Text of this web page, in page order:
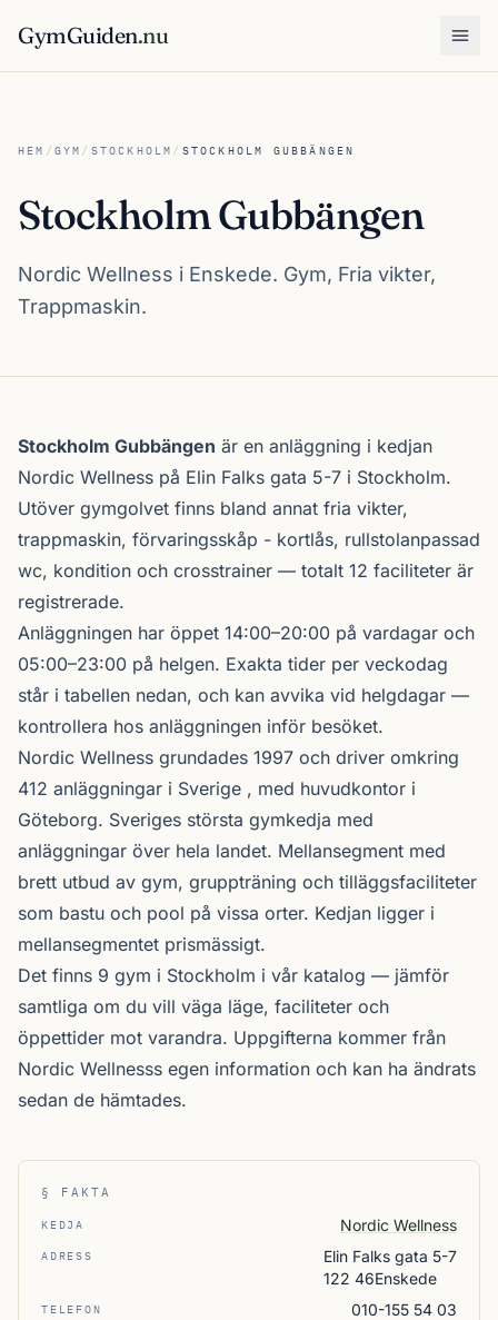
GymGuiden.nu
HEM / GYM / STOCKHOLM / STOCKHOLM GUBBÄNGEN
Stockholm Gubbängen
Nordic Wellness i Enskede. Gym, Fria vikter,
Trappmaskin.
Om Stockholm Gubbängen
Stockholm Gubbängen är en anläggning i kedjan
Nordic Wellness på Elin Falks gata 5-7 i Stockholm.
Utöver gymgolvet finns bland annat fria vikter,
trappmaskin, förvaringsskåp - kortlås, rullstolanpassad
wc, kondition och crosstrainer — totalt 12 faciliteter är
registrerade.
Anläggningen har öppet 14:00–20:00 på vardagar och
05:00–23:00 på helgen. Exakta tider per veckodag
står i tabellen nedan, och kan avvika vid helgdagar —
kontrollera hos anläggningen inför besöket.
Nordic Wellness grundades 1997 och driver omkring
412 anläggningar i Sverige , med huvudkontor i
Göteborg. Sveriges största gymkedja med
anläggningar över hela landet. Mellansegment med
brett utbud av gym, gruppträning och tilläggsfaciliteter
som bastu och pool på vissa orter. Kedjan ligger i
mellansegmentet prismässigt.
Det finns 9 gym i Stockholm i vår katalog — jämför
samtliga om du vill väga läge, faciliteter och
öppettider mot varandra. Uppgifterna kommer från
Nordic Wellnesss egen information och kan ha ändrats
sedan de hämtades.
§ FAKTA
KEDJA Nordic Wellness
ADRESS
Elin Falks gata 5-7
122 46Enskede
TELEFON 010-155 54 03